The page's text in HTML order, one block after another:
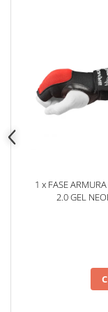
1 x FASE
2.0 GEL